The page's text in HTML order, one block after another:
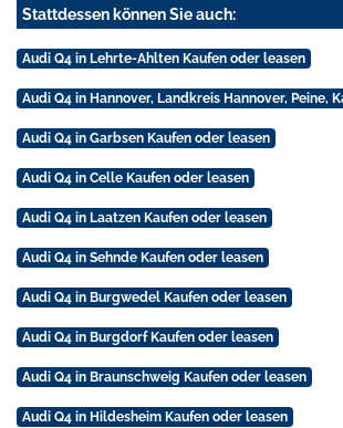
Stattdessen können Sie auch:
Audi Q4 in Lehrte-Ahlten Kaufen oder leasen
Audi Q4 in Hannover, Landkreis Hannover, Peine,
Audi Q4 in Garbsen Kaufen oder leasen
Audi Q4 in Celle Kaufen oder leasen
Audi Q4 in Laatzen Kaufen oder leasen
Audi Q4 in Sehnde Kaufen oder leasen
Audi Q4 in Burgwedel Kaufen oder leasen
Audi Q4 in Burgdorf Kaufen oder leasen
Audi Q4 in Braunschweig Kaufen oder leasen
Audi Q4 in Hildesheim Kaufen oder leasen